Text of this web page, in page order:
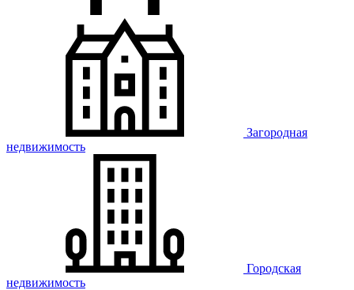
Загородная
недвижимость
Городская
недвижимость